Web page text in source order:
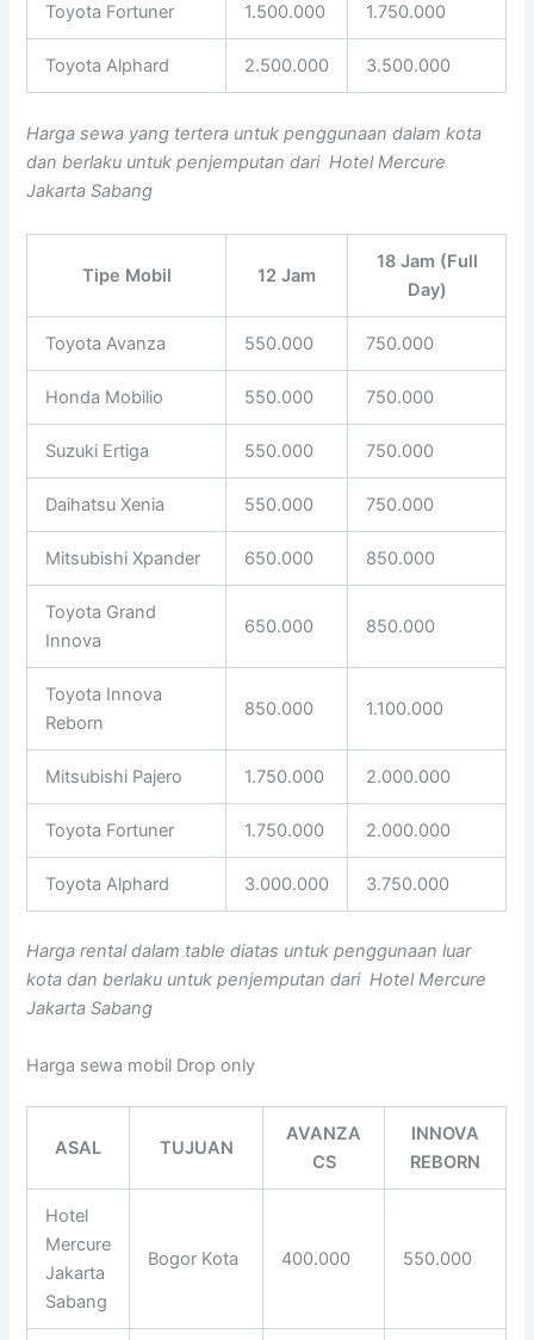
Toyota Fortuner 1.500.000 1.750.000
Toyota Alphard 2.500.000 3.500.000
Harga sewa yang tertera untuk penggunaan dalam kota
dan berlaku untuk penjemputan dari Hotel Mercure
Jakarta Sabang
Tipe Mobil 12 Jam
18 Jam (Full
Day)
Toyota Avanza 550.000 750.000
Honda Mobilio 550.000 750.000
Suzuki Ertiga 550.000 750.000
Daihatsu Xenia 550.000 750.000
Mitsubishi Xpander 650.000 850.000
Toyota Grand
Innova
650.000 850.000
Toyota Innova
Reborn
850.000 1.100.000
Mitsubishi Pajero 1.750.000 2.000.000
Toyota Fortuner 1.750.000 2.000.000
Toyota Alphard 3.000.000 3.750.000
Harga rental dalam table diatas untuk penggunaan luar
kota dan berlaku untuk penjemputan dari Hotel Mercure
Jakarta Sabang
Harga sewa mobil Drop only
ASAL TUJUAN
AVANZA
CS
INNOVA
REBORN
Hotel
Mercure
Jakarta
Sabang
Bogor Kota 400.000 550.000